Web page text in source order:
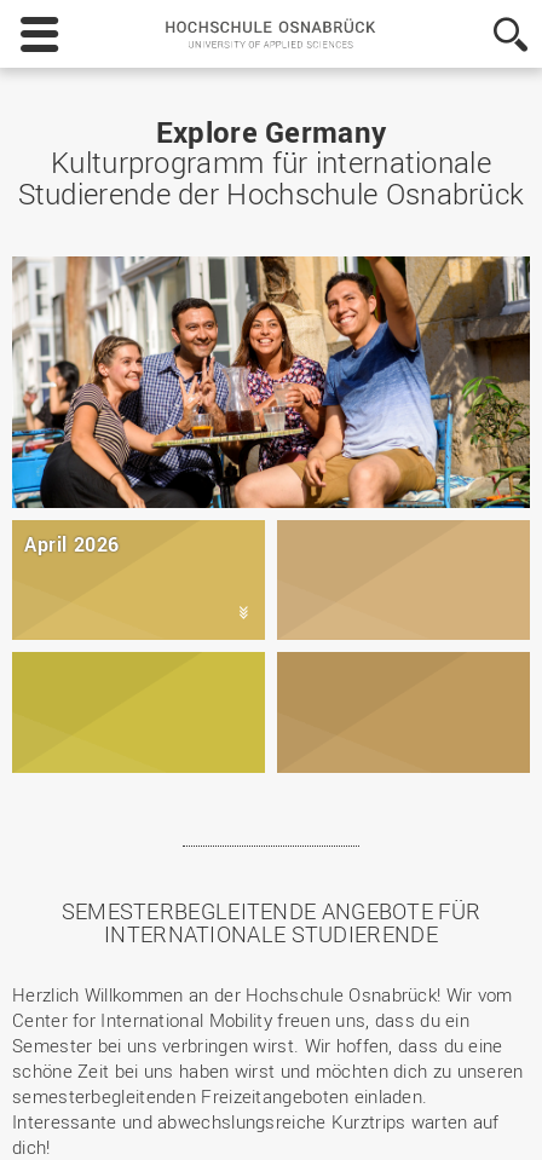
Hochschule
Osnabrück
-
Sciences
Explore Germany
Kulturprogramm für internationale
Studierende der Hochschule Osnabrück
April 2026
SEMESTERBEGLEITENDE ANGEBOTE FÜR
INTERNATIONALE STUDIERENDE
Herzlich Willkommen an der Hochschule Osnabrück! Wir vom
Center for International Mobility freuen uns, dass du ein
Semester bei uns verbringen wirst. Wir hoffen, dass du eine
schöne Zeit bei uns haben wirst und möchten dich zu unseren
semesterbegleitenden Freizeitangeboten einladen.
Interessante und abwechslungsreiche Kurztrips warten auf
dich!